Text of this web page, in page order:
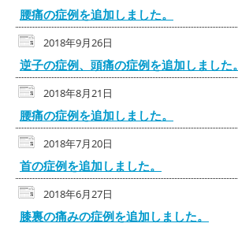
腰痛の症例を追加しました。
2018年9月26日
逆子の症例、頭痛の症例を追加しました。
2018年8月21日
腰痛の症例を追加しました。
2018年7月20日
首の症例を追加しました。
2018年6月27日
膝裏の痛みの症例を追加しました。